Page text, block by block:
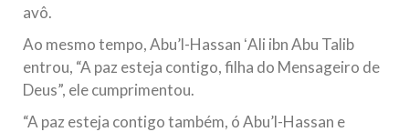
avô.
Ao mesmo tempo, Abu’l-Hassan ʻAli ibn Abu Talib
entrou, “A paz esteja contigo, filha do Mensageiro de
Deus”, ele cumprimentou.
“A paz esteja contigo também, ó Abu’l-Hassan e